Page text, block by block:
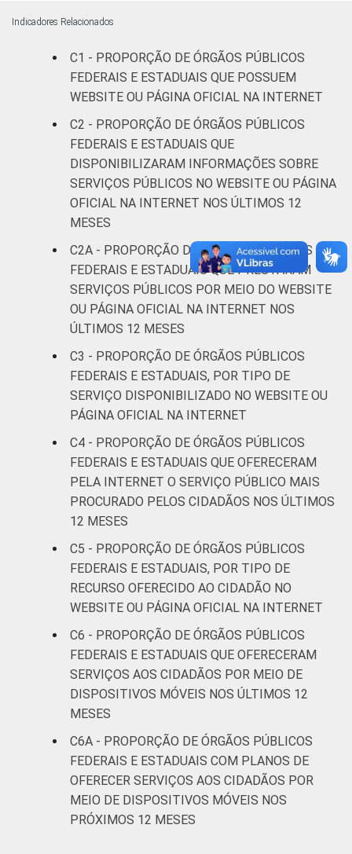
página oficial na Internet. Respostas
entre outubro e dezembro de 2013.
Fonte: NIC.br - out/2013 a dez/2013
Indicadores Relacionados
C1 - PROPORÇÃO DE ÓRGÃOS PÚBLICOS
FEDERAIS E ESTADUAIS QUE POSSUEM
WEBSITE OU PÁGINA OFICIAL NA INTERNET
C2 - PROPORÇÃO DE ÓRGÃOS PÚBLICOS
FEDERAIS E ESTADUAIS QUE
DISPONIBILIZARAM INFORMAÇÕES SOBRE
SERVIÇOS PÚBLICOS NO WEBSITE OU PÁGINA
OFICIAL NA INTERNET NOS ÚLTIMOS 12
MESES
C2A - PROPORÇÃO DE ÓRGÃOS PÚBLICOS
FEDERAIS E ESTADUAIS QUE PRESTARAM
SERVIÇOS PÚBLICOS POR MEIO DO WEBSITE
OU PÁGINA OFICIAL NA INTERNET NOS
ÚLTIMOS 12 MESES
C3 - PROPORÇÃO DE ÓRGÃOS PÚBLICOS
FEDERAIS E ESTADUAIS, POR TIPO DE
SERVIÇO DISPONIBILIZADO NO WEBSITE OU
PÁGINA OFICIAL NA INTERNET
C4 - PROPORÇÃO DE ÓRGÃOS PÚBLICOS
FEDERAIS E ESTADUAIS QUE OFERECERAM
PELA INTERNET O SERVIÇO PÚBLICO MAIS
PROCURADO PELOS CIDADÃOS NOS ÚLTIMOS
12 MESES
C5 - PROPORÇÃO DE ÓRGÃOS PÚBLICOS
FEDERAIS E ESTADUAIS, POR TIPO DE
RECURSO OFERECIDO AO CIDADÃO NO
WEBSITE OU PÁGINA OFICIAL NA INTERNET
C6 - PROPORÇÃO DE ÓRGÃOS PÚBLICOS
FEDERAIS E ESTADUAIS QUE OFERECERAM
SERVIÇOS AOS CIDADÃOS POR MEIO DE
DISPOSITIVOS MÓVEIS NOS ÚLTIMOS 12
MESES
C6A - PROPORÇÃO DE ÓRGÃOS PÚBLICOS
FEDERAIS E ESTADUAIS COM PLANOS DE
OFERECER SERVIÇOS AOS CIDADÃOS POR
MEIO DE DISPOSITIVOS MÓVEIS NOS
PRÓXIMOS 12 MESES